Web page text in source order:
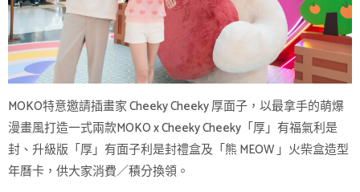
MOKO特意邀請插畫家 Cheeky Cheeky 厚面子，以最拿手的萌爆
漫畫風打造一式兩款MOKO x Cheeky Cheeky「厚」有福氣利是
封、升級版「厚」有面子利是封禮盒及「熊 MEOW 」火柴盒造型
年曆卡，供大家消費／積分換領。